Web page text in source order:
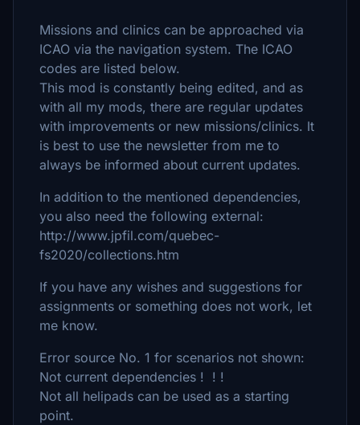
Missions and clinics can be approached via
ICAO via the navigation system. The ICAO
codes are listed below.
This mod is constantly being edited, and as
with all my mods, there are regular updates
with improvements or new missions/clinics. It
is best to use the newsletter from me to
always be informed about current updates.
In addition to the mentioned dependencies,
you also need the following external:
http://www.jpfil.com/quebec-
fs2020/collections.htm
If you have any wishes and suggestions for
assignments or something does not work, let
me know.
Error source No. 1 for scenarios not shown:
Not current dependencies ! ! !
Not all helipads can be used as a starting
point.